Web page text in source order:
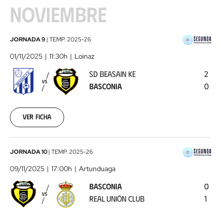
NOVIEMBRE
SD
Beasain
KE
Basconia
2025-
01
JORNADA 9 | TEMP. 2025-26
01/11/2025 11:30h Loinaz
VS
SD BEASAIN KE
BASCONIA
2
0
Ver ficha
Basconia
-
Real
Unión
Club2025-
JORNADA 10| TEMP. 2025-26
09/11/2025 17:00h Artunduaga
VS
BASCONIA
REAL UNIÓN CLUB
0
1